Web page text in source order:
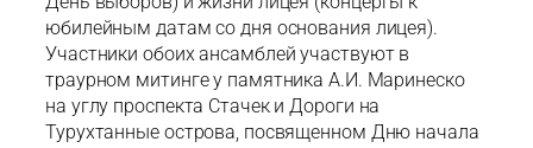
юбилейным датам со дня основания лицея).
Участники обоих ансамблей участвуют в
траурном митинге у памятника А.И. Маринеско
на углу проспекта Стачек и Дороги на
Турухтанные острова, посвященном Дню начала